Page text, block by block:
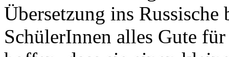
Übersetzung ins Russische
SchülerInnen alles Gute